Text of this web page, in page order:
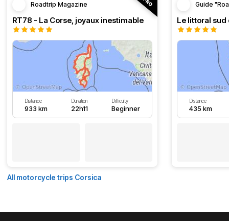
Roadtrip Magazine
RT78 - La Corse, joyaux inestimable
Distance
933 km
Duration
22h11
Difficulty
Beginner
Guide
Le littoral sud
Distance
435 km
All motorcycle trips Corsica